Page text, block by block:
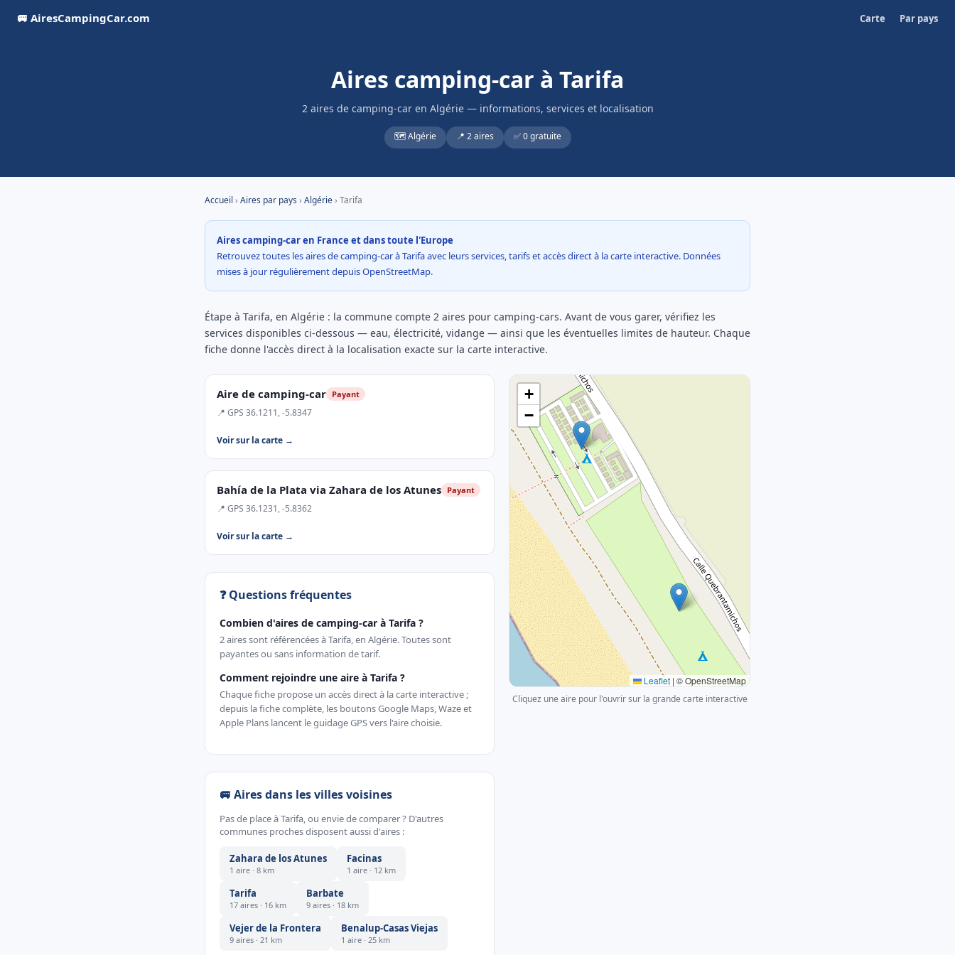
🚐 AiresCampingCar.com Carte Par pays
Aires camping-car à Tarifa
2 aires de camping-car en Algérie — informations, services et localisation
🗺️ Algérie 📍 2 aires ✅ 0 gratuite
Accueil › Aires par pays› Algérie› Tarifa
Aires camping-car en France et dans toute l'Europe
Retrouvez toutes les aires de camping-car à Tarifa avec leurs services, tarifs et accès direct à la carte interactive. Données
mises à jour régulièrement depuis OpenStreetMap.
Étape à Tarifa, en Algérie : la commune compte 2 aires pour camping-cars. Avant de vous garer, vérifiez les
services disponibles ci-dessous — eau, électricité, vidange — ainsi que les éventuelles limites de hauteur. Chaque
fiche donne l'accès direct à la localisation exacte sur la carte interactive.
Aire de camping-car Payant
📍 GPS 36.1211, -5.8347
Voir sur la carte →
Bahía de la Plata via Zahara de los Atunes Payant
📍 GPS 36.1231, -5.8362
Voir sur la carte →
❓ Questions fréquentes
Combien d'aires de camping-car à Tarifa ?
2 aires sont référencées à Tarifa, en Algérie. Toutes sont
payantes ou sans information de tarif.
Comment rejoindre une aire à Tarifa ?
Chaque fiche propose un accès direct à la carte interactive ;
depuis la fiche complète, les boutons Google Maps, Waze et
Apple Plans lancent le guidage GPS vers l'aire choisie.
🚐 Aires dans les villes voisines
Pas de place à Tarifa, ou envie de comparer ? D'autres
communes proches disposent aussi d'aires :
Zahara de los Atunes
1 aire · 8 km
Facinas
1 aire · 12 km
Tarifa
17 aires · 16 km
Barbate
9 aires · 18 km
Vejer de la Frontera
9 aires · 21 km
Benalup-Casas Viejas
1 aire · 25 km
+
−
Leaflet | © OpenStreetMap
Cliquez une aire pour l'ouvrir sur la grande carte interactive